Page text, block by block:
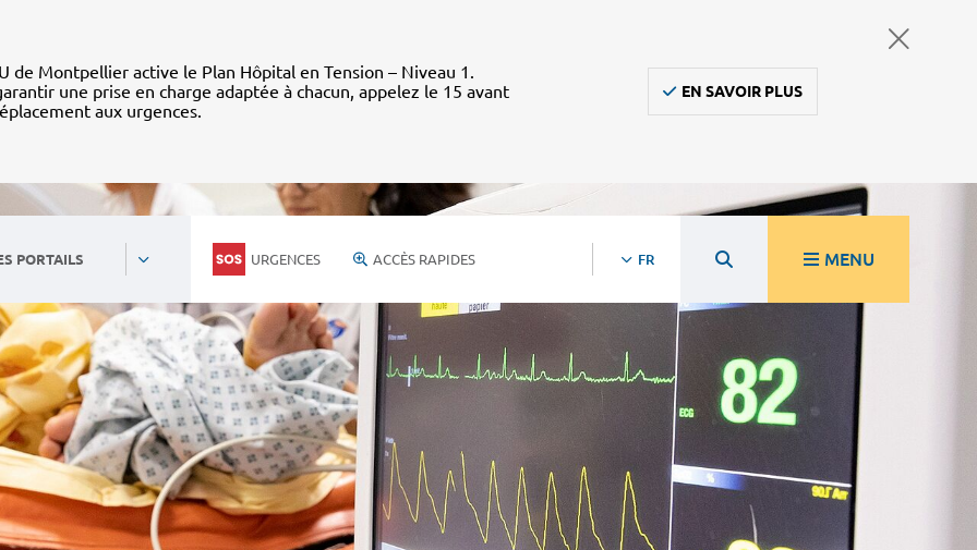
de Montpellier active le Plan Hôpital en Tension – Niveau 1.
une prise en charge adaptée à chacun, appelez le 15 avant
aux urgences.
EN SAVOIR PLUS
PORTAILS URGENCES ACCÈS RAPIDES FR MENU